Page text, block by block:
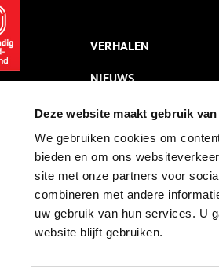
Deze website maakt gebruik
We gebruiken cookies om
bieden en om ons
site met onze partners voor
combineren met andere
uw gebruik van hun services. U
website blijft gebruiken.
VERHALEN
NIEUWS
KALENDER
THEMA’S
ACTIVITEITEN
VIDEO’S